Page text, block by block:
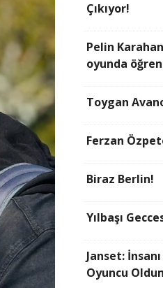
Çıkıyor!
Pelin
oyunda
Toygan
Ferzan
Biraz Berlin!
Yılbaşı
Janset:
Oyuncu